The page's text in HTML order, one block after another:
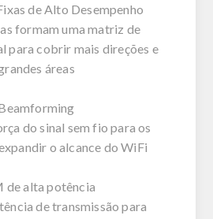
de Alto Desempenho
formam uma matriz de
para cobrir mais direções e
áreas
do sinal sem fio para os
o alcance do WiFi
de alta potência
de transmissão para